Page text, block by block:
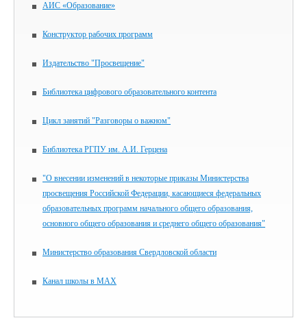
АИС «Образование»
Конструктор рабочих программ
Издательство "Просвещение"
Библиотека цифрового образовательного контента
Цикл занятий "Разговоры о важном"
Библиотека РГПУ им. А.И. Герцена
"О внесении изменений в некоторые приказы Министерства
просвещения Российской Федерации, касающиеся федеральных
образовательных программ начального общего образования,
основного общего образования и среднего общего образования"
Министерство образования Свердловской области
Канал школы в MAX